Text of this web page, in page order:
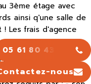
05 61 80 43 43
nous
3ème étage avec
ainsi q'une salle de
Les frais d'agence
et sécurisée.
se compose : d’une